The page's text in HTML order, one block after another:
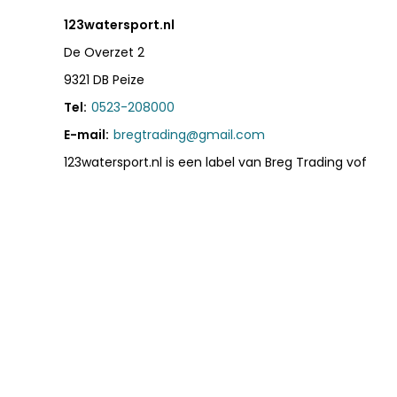
123watersport.nl
De Overzet 2
9321 DB Peize
Tel: 0523-208000
E-mail: bregtrading@gmail.com
123watersport.nl is een label van Breg Trading vof